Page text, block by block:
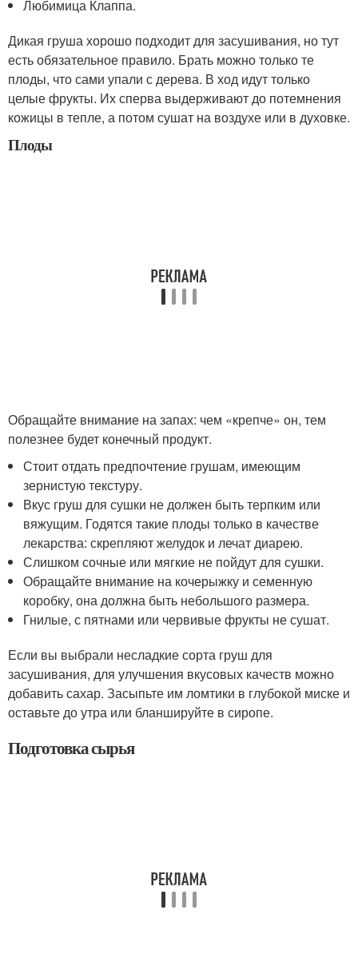
Любимица Клаппа.
Дикая груша хорошо подходит для засушивания, но тут
есть обязательное правило. Брать можно только те
плоды, что сами упали с дерева. В ход идут только
целые фрукты. Их сперва выдерживают до потемнения
кожицы в тепле, а потом сушат на воздухе или в духовке.
Плоды
Обращайте внимание на запах: чем «крепче» он, тем
полезнее будет конечный продукт.
Стоит отдать предпочтение грушам, имеющим
зернистую текстуру.
Вкус груш для сушки не должен быть терпким или
вяжущим. Годятся такие плоды только в качестве
лекарства: скрепляют желудок и лечат диарею.
Слишком сочные или мягкие не пойдут для сушки.
Обращайте внимание на кочерыжку и семенную
коробку, она должна быть небольшого размера.
Гнилые, с пятнами или червивые фрукты не сушат.
Если вы выбрали несладкие сорта груш для
засушивания, для улучшения вкусовых качеств можно
добавить сахар. Засыпьте им ломтики в глубокой миске и
оставьте до утра или бланшируйте в сиропе.
Подготовка сырья